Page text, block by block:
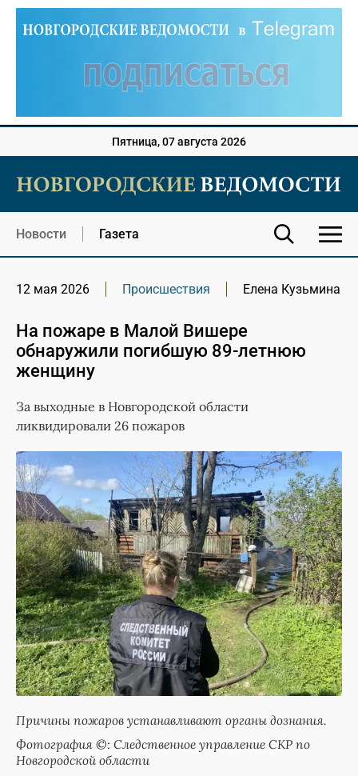
Пятница, 07 августа 2026
Новости Газета
12 мая 2026 Происшествия Елена Кузьмина
На пожаре в Малой Вишере
обнаружили погибшую 89-летнюю
женщину
За выходные в Новгородской области
ликвидировали 26 пожаров
Причины пожаров устанавливают органы дознания.
Фотография ©: Следственное управление СКР по
Новгородской области